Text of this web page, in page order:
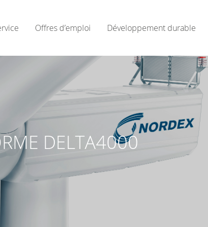
Offres d’emploi Développement durable
DELTA4000